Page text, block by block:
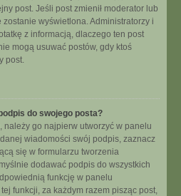
post. Jeśli post zmienił moderator lub
wyświetlona. Administratorzy i
z informacją, dlaczego ten post
mogą usuwać postów, gdy ktoś
post.
do swojego posta?
należy go najpierw utworzyć w panelu
wiadomości swój podpis, zaznacz
się w formularzu tworzenia
dodawać podpis do wszystkich
funkcję w panelu
funkcji, za każdym razem pisząc post,